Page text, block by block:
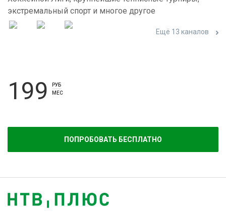
экстремальный спорт и многое другое
Ещё 13 каналов
199
РУБ
МЕС
ПОПРОБОВАТЬ БЕСПЛАТНО